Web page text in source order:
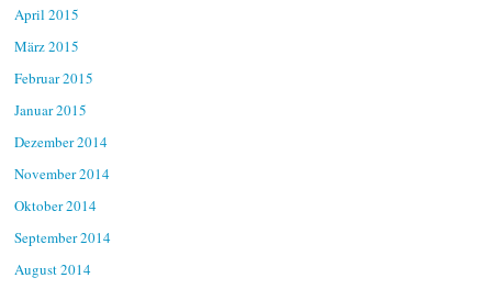
April 2015
März 2015
Februar 2015
Januar 2015
Dezember 2014
November 2014
Oktober 2014
September 2014
August 2014